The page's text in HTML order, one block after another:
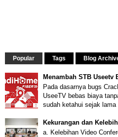
Popular Tags Blog
Menambah STB Useetv
Pada dasarnya bugs
UseeTV bebas biaya
sudah ketahui sejak
Kekurangan dan
a. Kelebihan Video